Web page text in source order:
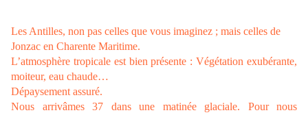
Les Antilles, non pas celles que vous imaginez ; mais celles de
Jonzac en Charente Maritime.
L’atmosphère tropicale est bien présente : Végétation exubérante,
moiteur, eau chaude…
Dépaysement assuré.
Nous arrivâmes 37 dans une matinée glaciale. Pour nous